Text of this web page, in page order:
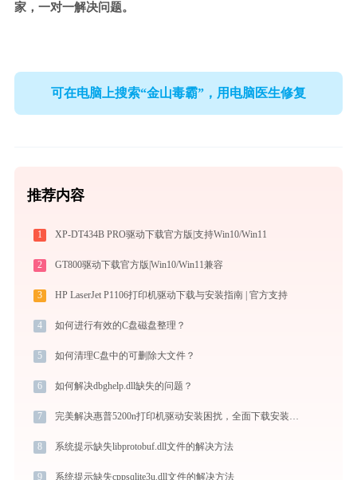
家，一对一解决问题。
可在电脑上搜索“金山毒霸”，用电脑医生修复
推荐内容
1 XP-DT434B PRO驱动下载官方版|支持Win10/Win11
2 GT800驱动下载官方版|Win10/Win11兼容
3 HP LaserJet P1106打印机驱动下载与安装指南 | 官方支持
4 如何进行有效的C盘磁盘整理？
5 如何清理C盘中的可删除大文件？
6 如何解决dbghelp.dll缺失的问题？
7 完美解决惠普5200n打印机驱动安装困扰，全面下载安装教程
8 系统提示缺失libprotobuf.dll文件的解决方法
9 系统提示缺失cppsqlite3u.dll文件的解决方法